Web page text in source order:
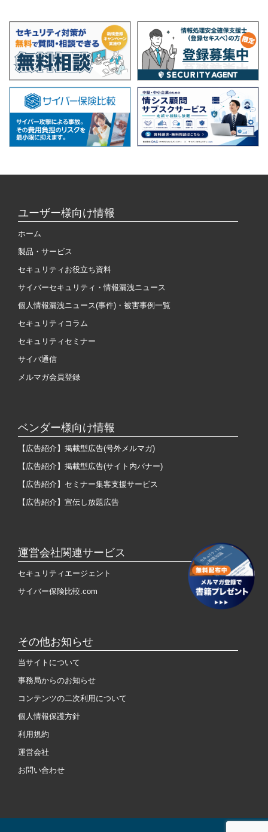
ユーザー様向け情報
ホーム
製品・サービス
セキュリティお役立ち資料
サイバーセキュリティ・情報漏洩ニュース
個人情報漏洩ニュース(事件)・被害事例一覧
セキュリティコラム
セキュリティセミナー
サイバ通信
メルマガ会員登録
ベンダー様向け情報
【広告紹介】掲載型広告(号外メルマガ)
【広告紹介】掲載型広告(サイト内バナー)
【広告紹介】セミナー集客支援サービス
【広告紹介】宣伝し放題広告
運営会社関連サービス
セキュリティエージェント
サイバー保険比較.com
その他お知らせ
当サイトについて
事務局からのお知らせ
コンテンツの二次利用について
個人情報保護方針
利用規約
運営会社
お問い合わせ